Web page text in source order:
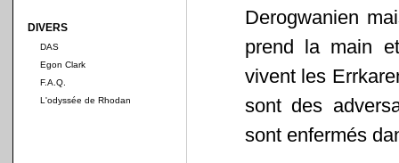
DIVERS
DAS
Egon Clark
F.A.Q.
L'odyssée de Rhodan
Derogwanien
prend la main
vivent les
sont des
sont enfermés